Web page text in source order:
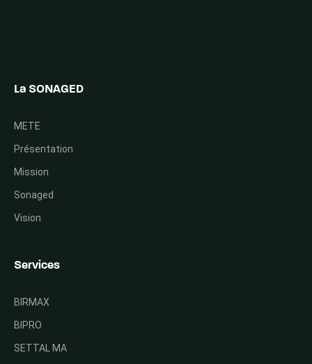
La SONAGED
METE
Présentation
Mission
Sonaged
Vision
Services
BIRMAX
BIPRO
SETTAL MA